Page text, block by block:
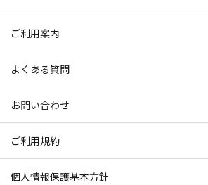
ご利用案内
よくある質問
お問い合わせ
ご利用規約
個人情報保護基本方針